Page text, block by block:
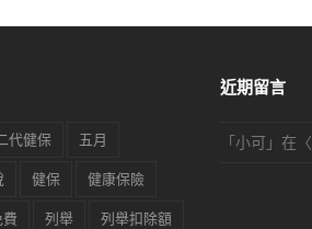
代健保 五月
健保 健康保險
費 列舉 列舉扣除額
近期留言
「 小可 」在〈